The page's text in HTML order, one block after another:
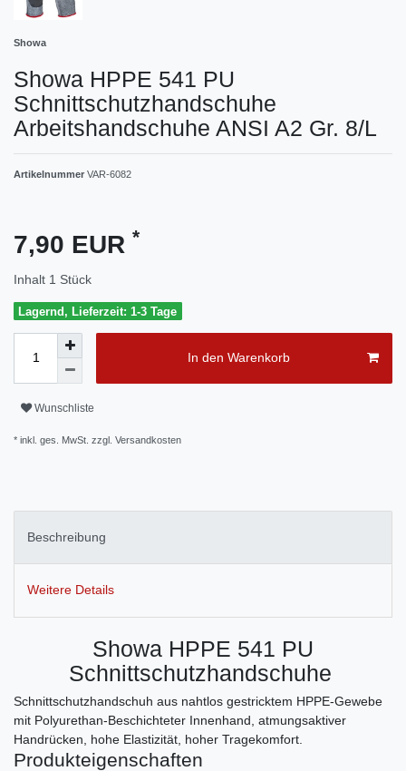
Showa
Showa HPPE 541 PU
Schnittschutzhandschuhe
Arbeitshandschuhe ANSI A2 Gr. 8/L
Artikelnummer VAR-6082
7,90 EUR *
Inhalt 1 Stück
Lagernd, Lieferzeit: 1-3 Tage
In den Warenkorb
Wunschliste
* inkl. ges. MwSt. zzgl. Versandkosten
Beschreibung
Weitere Details
Showa HPPE 541 PU
Schnittschutzhandschuhe
Schnittschutzhandschuh aus nahtlos gestricktem HPPE-Gewebe
mit Polyurethan-Beschichteter Innenhand, atmungsaktiver
Handrücken, hohe Elastizität, hoher Tragekomfort.
Produkteigenschaften